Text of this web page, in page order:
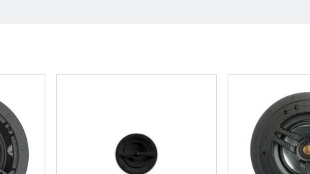
213 mm
filled ABS, RoHS compliant
CB6 Pre-Construction Bracket (Purple)